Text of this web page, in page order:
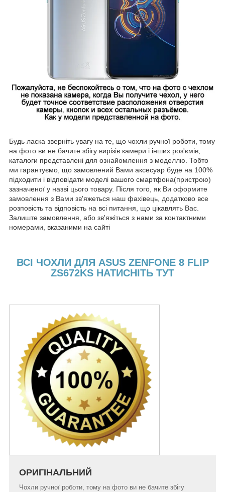
Будь ласка зверніть увагу на те, що чохли ручної роботи, тому
на фото ви не бачите збігу вирізів камери і інших роз'ємів,
каталоги представлені для ознайомлення з моделлю. Тобто
ми гарантуємо, що замовлений Вами аксесуар буде на 100%
підходити і відповідати моделі вашого смартфона(пристрою)
зазначеної у назві цього товару. Після того, як Ви оформите
замовлення з Вами зв'яжеться наш фахівець, додатково все
розповість та відповість на всі питання, що цікавлять Вас.
Залиште замовлення, або зв'яжіться з нами за контактними
номерами, вказаними на сайті
ВСІ ЧОХЛИ ДЛЯ ASUS ZENFONE 8 FLIP
ZS672KS НАТИСНІТЬ ТУТ
ОРИГІНАЛЬНИЙ
Чохли ручної роботи, тому на фото ви не бачите збігу